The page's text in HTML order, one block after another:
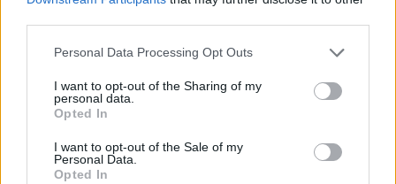
Personal Data Processing Opt Outs
I want to opt-out of the Sharing of my
personal data.
Opted In
I want to opt-out of the Sale of my
Personal Data.
Opted In
Prokurorai iš
eksparlamentarės
byloje siekia priteisti 1,7
tūkst. eurų(2)
Dingo ne tik banko
sąskaita